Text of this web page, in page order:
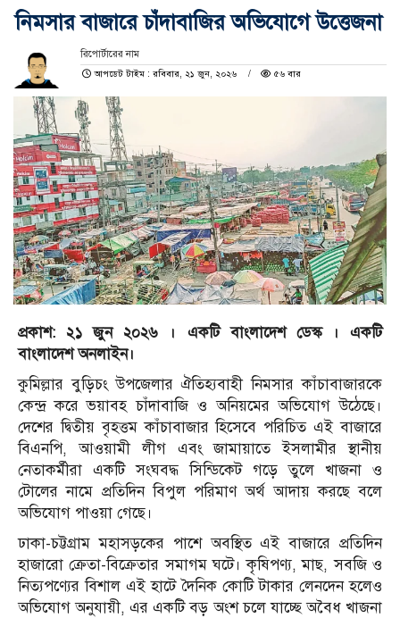
নিমসার বাজারে চাঁদাবাজির অভিযোগে উত্তেজনা
রিপোর্টারের নাম
আপডেট টাইম : রবিবার, ২১ জুন, ২০২৬
৫৬ বার
প্রকাশ: ২১ জুন ২০২৬ । একটি বাংলাদেশ ডেস্ক । একটি
বাংলাদেশ অনলাইন।
কুমিল্লার বুড়িচং উপজেলার ঐতিহ্যবাহী নিমসার কাঁচাবাজারকে
কেন্দ্র করে ভয়াবহ চাঁদাবাজি ও অনিয়মের অভিযোগ উঠেছে।
দেশের দ্বিতীয় বৃহত্তম কাঁচাবাজার হিসেবে পরিচিত এই বাজারে
বিএনপি, আওয়ামী লীগ এবং জামায়াতে ইসলামীর স্থানীয়
নেতাকর্মীরা একটি সংঘবদ্ধ সিন্ডিকেট গড়ে তুলে খাজনা ও
টোলের নামে প্রতিদিন বিপুল পরিমাণ অর্থ আদায় করছে বলে
অভিযোগ পাওয়া গেছে।
ঢাকা-চট্টগ্রাম মহাসড়কের পাশে অবস্থিত এই বাজারে প্রতিদিন
হাজারো ক্রেতা-বিক্রেতার সমাগম ঘটে। কৃষিপণ্য, মাছ, সবজি ও
নিত্যপণ্যের বিশাল এই হাটে দৈনিক কোটি টাকার লেনদেন হলেও
অভিযোগ অনুযায়ী, এর একটি বড় অংশ চলে যাচ্ছে অবৈধ খাজনা